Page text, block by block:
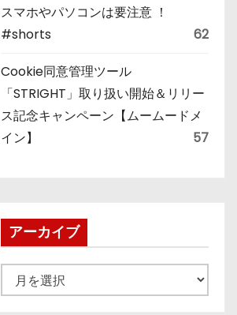
スマホやパソコンは要注意 ！
#shorts
62
Cookie同意管理ツール
「STRIGHT」取り扱い開始＆リリー
ス記念キャンペーン【ムームードメ
イン】
57
アーカイブ
ー